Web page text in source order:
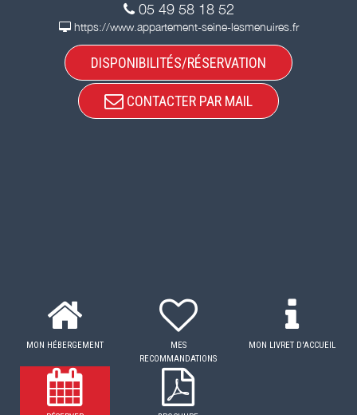
05 49 58 18 52
https://www.appartement-seine-lesmenuires.fr
DISPONIBILITÉS/RÉSERVATION
CONTACTER PAR MAIL
MON HÉBERGEMENT
MES
RECOMMANDATIONS
MON LIVRET D'ACCUEIL